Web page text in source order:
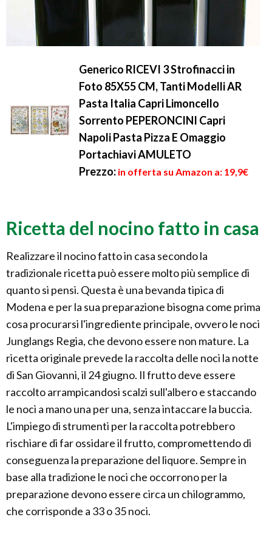
Generico RICEVI 3 Strofinacci in
Foto 85X55 CM, Tanti Modelli AR
Pasta Italia Capri Limoncello
Sorrento PEPERONCINI Capri
Napoli Pasta Pizza E Omaggio
Portachiavi AMULETO
Prezzo: in offerta su Amazon a: 19,9€
Ricetta del nocino fatto in casa
Realizzare il nocino fatto in casa secondo la
tradizionale ricetta può essere molto più semplice di
quanto si pensi. Questa è una bevanda tipica di
Modena e per la sua preparazione bisogna come prima
cosa procurarsi l'ingrediente principale, ovvero le noci
Junglangs Regia, che devono essere non mature. La
ricetta originale prevede la raccolta delle noci la notte
di San Giovanni, il 24 giugno. Il frutto deve essere
raccolto arrampicandosi scalzi sull'albero e staccando
le noci a mano una per una, senza intaccare la buccia.
L'impiego di strumenti per la raccolta potrebbero
rischiare di far ossidare il frutto, compromettendo di
conseguenza la preparazione del liquore. Sempre in
base alla tradizione le noci che occorrono per la
preparazione devono essere circa un chilogrammo,
che corrisponde a 33 o 35 noci.